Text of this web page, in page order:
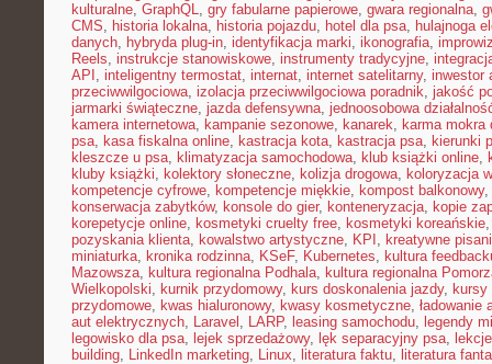
kulturalne, GraphQL, gry fabularne papierowe, gwara regionalna,
CMS, historia lokalna, historia pojazdu, hotel dla psa, hulajnoga
danych, hybryda plug-in, identyfikacja marki, ikonografia,
Reels, instrukcje stanowiskowe, instrumenty tradycyjne,
API , inteligentny termostat, internat, internet satelitarny, inwestor
przeciwwilgociowa, izolacja przeciwwilgociowa poradnik, jakość
jarmarki świąteczne, jazda defensywna, jednoosobowa
kamera internetowa, kampanie sezonowe, kanarek, karma mokra
psa, kasa fiskalna online, kastracja kota, kastracja psa, kierunki
kleszcze u psa, klimatyzacja samochodowa, klub książki online,
kluby książki, kolektory słoneczne, kolizja drogowa, koloryzacja
kompetencje cyfrowe, kompetencje miękkie, kompost balkonowy,
konserwacja zabytków, konsole do gier, konteneryzacja, kopie
korepetycje online, kosmetyki cruelty free, kosmetyki koreańskie
pozyskania klienta, kowalstwo artystyczne, KPI , kreatywne
miniaturka, kronika rodzinna, KSeF, Kubernetes, kultura
Mazowsza, kultura regionalna Podhala, kultura regionalna
Wielkopolski, kurnik przydomowy, kurs doskonalenia jazdy, kursy
przydomowe, kwas hialuronowy, kwasy kosmetyczne, ładowanie
aut elektrycznych, Laravel , LARP, leasing samochodu, legendy
legowisko dla psa, lejek sprzedażowy, lęk separacyjny psa,
building, LinkedIn marketing, Linux, literatura faktu, literatura